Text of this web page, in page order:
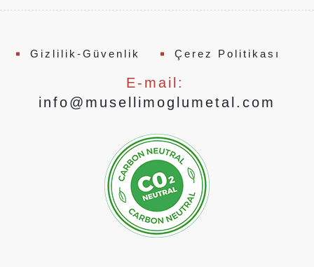
Gizlilik-Güvenlik Çerez Politikası
E-mail:
info@musellimoglumetal.com